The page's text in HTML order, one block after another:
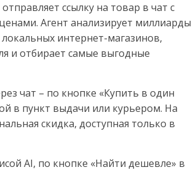
ссылку на товар в чат с
Агент анализирует миллиарды
интернет-магазинов,
и отбирает самые выгодные
чат – по кнопке «Купить в один
в пункт выдачи или курьером. На
скидка, доступная только в
AI, по кнопке «Найти дешевле» в